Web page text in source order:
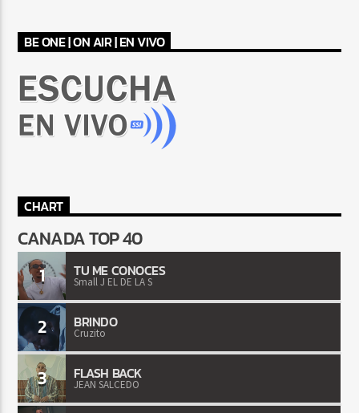
BE ONE | ON AIR | EN VIVO
CHART
CANADA TOP 40
1 TU ME CONOCES
Small J EL DE LA S
2 BRINDO
Cruzito
3 FLASH BACK
JEAN SALCEDO